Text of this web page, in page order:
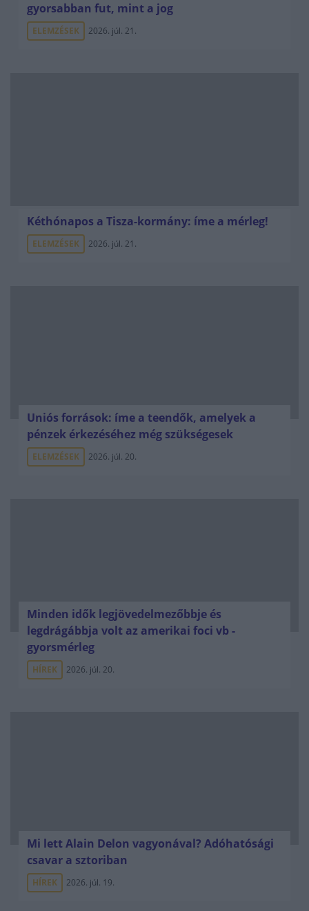
gyorsabban fut, mint a jog
ELEMZÉSEK 2026. júl. 21.
Kéthónapos a Tisza-kormány: íme a mérleg!
ELEMZÉSEK 2026. júl. 21.
Uniós források: íme a teendők, amelyek a
pénzek érkezéséhez még szükségesek
ELEMZÉSEK 2026. júl. 20.
Minden idők legjövedelmezőbbje és
legdrágábbja volt az amerikai foci vb -
gyorsmérleg
HÍREK 2026. júl. 20.
Mi lett Alain Delon vagyonával? Adóhatósági
csavar a sztoriban
HÍREK 2026. júl. 19.